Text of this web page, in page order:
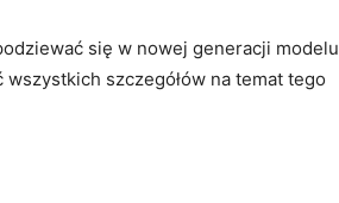
się⁣ w‌ nowej generacji modelu⁣
szczegółów na⁣ temat tego